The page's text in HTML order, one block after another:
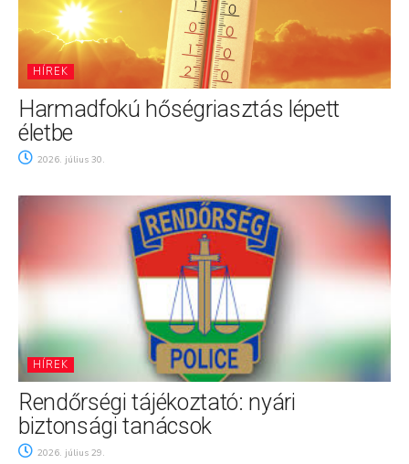
HÍREK
Harmadfokú hőségriasztás lépett
életbe
2026. július 30.
HÍREK
Rendőrségi tájékoztató: nyári
biztonsági tanácsok
2026. július 29.